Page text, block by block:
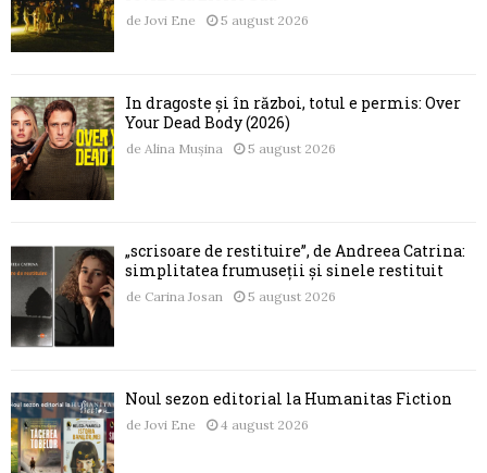
de Jovi Ene 5 august 2026
În dragoste și în război, totul e permis: Over
Your Dead Body (2026)
de Alina Mușina 5 august 2026
„scrisoare de restituire”, de Andreea Catrina:
simplitatea frumuseții și sinele restituit
de Carina Josan 5 august 2026
Noul sezon editorial la Humanitas Fiction
de Jovi Ene 4 august 2026